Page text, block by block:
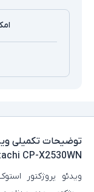
توضیحات تکمیلی
CP-X2530WN
ویدئو پروژکتور